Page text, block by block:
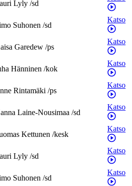
Lyly /sd
Suhonen /sd
Katso
Garedew /ps
Katso
Hänninen /kok
Katso
Rintamäki /ps
Katso
Laine-Nousimaa /sd
Katso
Kettunen /kesk
Katso
Lyly /sd
Katso
Suhonen /sd
Katso